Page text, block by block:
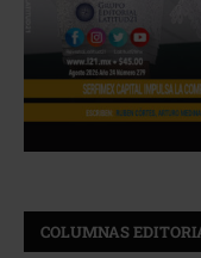
COLUMNAS